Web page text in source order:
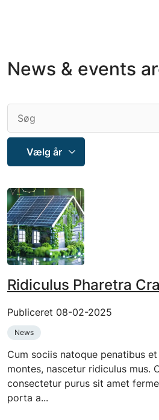
News & events
Ridiculus Pharetra
Publiceret 08-02-2025
News
Cum sociis natoque penatibus
montes, nascetur ridiculus mus.
consectetur purus sit amet
porta a...